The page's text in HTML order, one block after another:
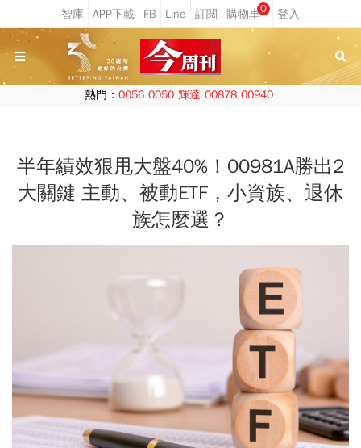
0
熱門： 0056 0050 輝達 00878 00940
半年績效狠甩大盤40%！00981A勝出2
大關鍵 主動、被動ETF，小資族、退休
族怎麼選？